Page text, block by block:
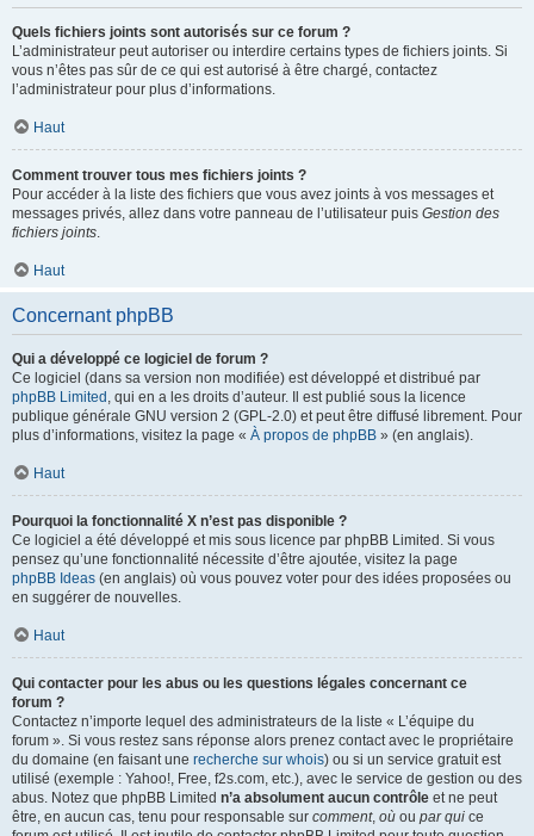
Quels fichiers joints sont autorisés sur ce forum ?
L’administrateur peut autoriser ou interdire certains types de fichiers joints. Si
vous n’êtes pas sûr de ce qui est autorisé à être chargé, contactez
l’administrateur pour plus d’informations.
Haut
Comment trouver tous mes fichiers joints ?
Pour accéder à la liste des fichiers que vous avez joints à vos messages et
messages privés, allez dans votre panneau de l’utilisateur puis Gestion des
fichiers joints.
Haut
Concernant phpBB
Qui a développé ce logiciel de forum ?
Ce logiciel (dans sa version non modifiée) est développé et distribué par
phpBB Limited , qui en a les droits d’auteur. Il est publié sous la licence
publique générale GNU version 2 (GPL-2.0) et peut être diffusé librement. Pour
plus d’informations, visitez la page « À propos de phpBB » (en anglais).
Haut
Pourquoi la fonctionnalité X n’est pas disponible ?
Ce logiciel a été développé et mis sous licence par phpBB Limited. Si vous
pensez qu’une fonctionnalité nécessite d’être ajoutée, visitez la page
phpBB Ideas (en anglais) où vous pouvez voter pour des idées proposées ou
en suggérer de nouvelles.
Haut
Qui contacter pour les abus ou les questions légales concernant ce
forum ?
Contactez n’importe lequel des administrateurs de la liste « L’équipe du
forum ». Si vous restez sans réponse alors prenez contact avec le propriétaire
du domaine (en faisant une recherche sur whois) ou si un service gratuit est
utilisé (exemple : Yahoo!, Free, f2s.com, etc.), avec le service de gestion ou des
abus. Notez que phpBB Limited n’a absolument aucun contrôle et ne peut
être, en aucun cas, tenu pour responsable sur comment, où ou par qui ce